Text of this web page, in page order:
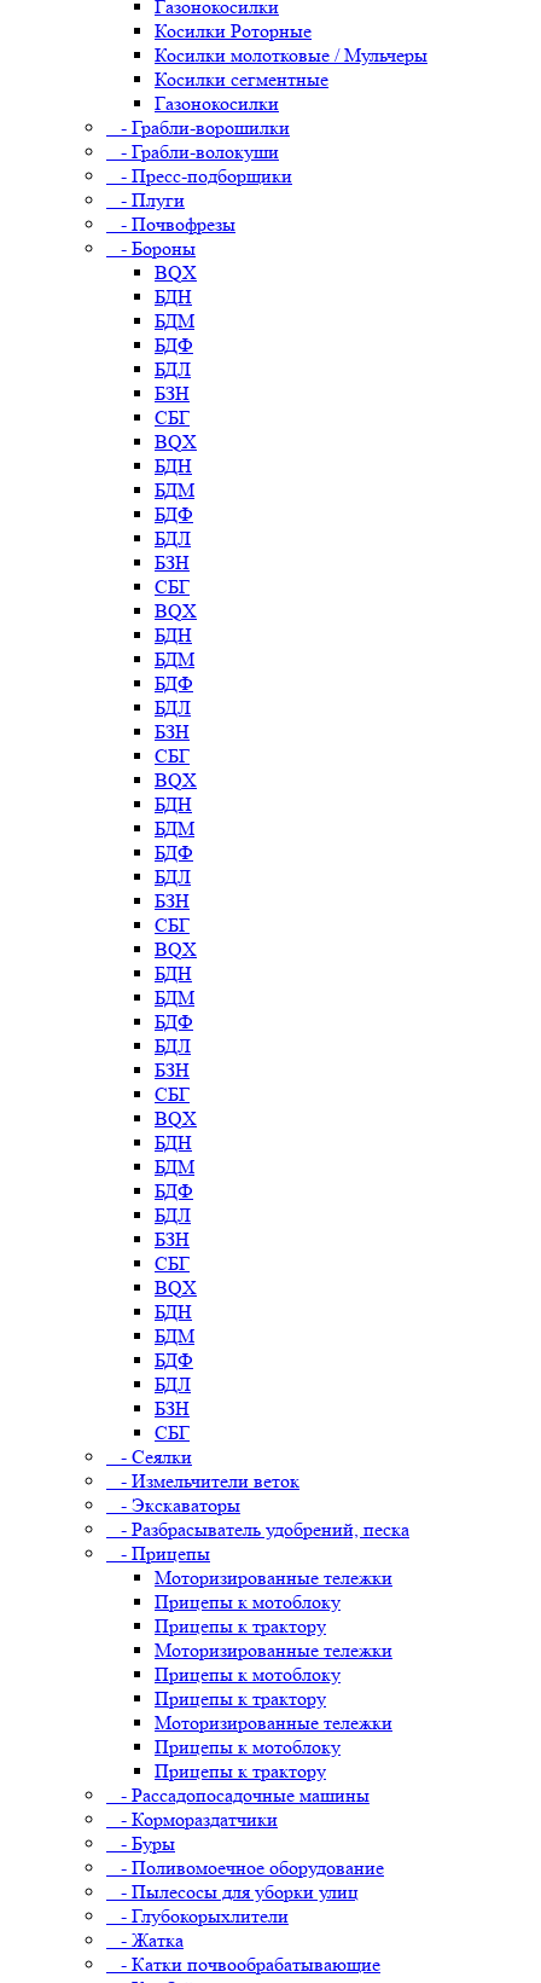
Газонокосилки
Косилки Роторные
Косилки молотковые / Мульчеры
Косилки сегментные
Газонокосилки
- Грабли-ворошилки
- Грабли-волокуши
- Пресс-подборщики
- Плуги
- Почвофрезы
- Бороны
BQX
БДН
БДМ
БДФ
БДЛ
БЗН
СБГ
BQX
БДН
БДМ
БДФ
БДЛ
БЗН
СБГ
BQX
БДН
БДМ
БДФ
БДЛ
БЗН
СБГ
BQX
БДН
БДМ
БДФ
БДЛ
БЗН
СБГ
BQX
БДН
БДМ
БДФ
БДЛ
БЗН
СБГ
BQX
БДН
БДМ
БДФ
БДЛ
БЗН
СБГ
BQX
БДН
БДМ
БДФ
БДЛ
БЗН
СБГ
- Сеялки
- Измельчители веток
- Экскаваторы
- Разбрасыватель удобрений, песка
- Прицепы
Моторизированные тележки
Прицепы к мотоблоку
Прицепы к трактору
Моторизированные тележки
Прицепы к мотоблоку
Прицепы к трактору
Моторизированные тележки
Прицепы к мотоблоку
Прицепы к трактору
- Рассадопосадочные машины
- Кормораздатчики
- Буры
- Поливомоечное оборудование
- Пылесосы для уборки улиц
- Глубокорыхлители
- Жатка
- Катки почвообрабатывающие